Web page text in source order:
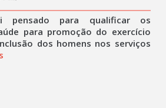
pensado para qualificar os
para promoção do exercício
dos homens nos serviços